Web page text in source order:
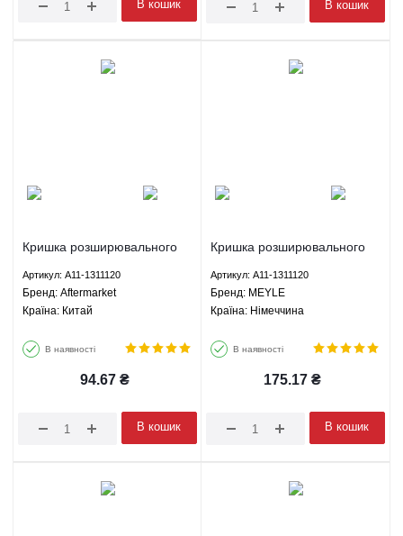
В кошик В кошик
Кришка розширювального
Карі/Арізо 3/Тіго 2 - A11-
1311120 Aftermarket
Артикул: A11-1311120
Брeнд: Aftermarket
Країна: Китай
В наявності
94.67₴
В кошик
Кришка розширювального
Карі/Арізо 3/Тіго 2 - A11-
1311120 MEYLE
Артикул: A11-1311120
Брeнд: MEYLE
Країна: Німеччина
В наявності
175.17 ₴
В кошик